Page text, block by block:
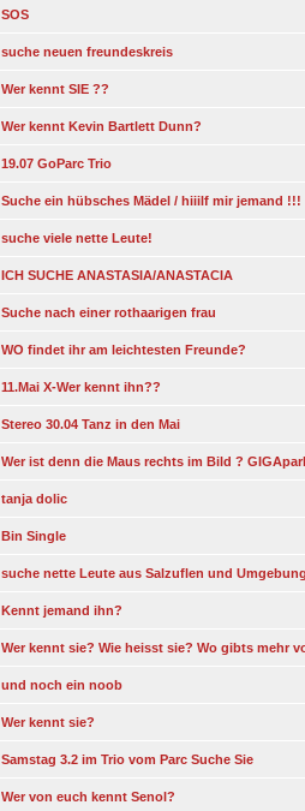
SOS
suche neuen freundeskreis
Wer kennt SIE ??
Wer kennt Kevin Bartlett Dunn?
19.07 GoParc Trio
Suche ein hübsches Mädel / hiiilf mir jemand !!!
suche viele nette Leute!
ICH SUCHE ANASTASIA/ANASTACIA
Suche nach einer rothaarigen frau
WO findet ihr am leichtesten Freunde?
11.Mai X-Wer kennt ihn??
Stereo 30.04 Tanz in den Mai
Wer ist denn die Maus rechts im Bild ?
tanja dolic
Bin Single
suche nette Leute aus Salzuflen und
Kennt jemand ihn?
Wer kennt sie? Wie heisst sie? Wo gibts mehr
und noch ein noob
Wer kennt sie?
Samstag 3.2 im Trio vom Parc Suche Sie
Wer von euch kennt Senol?